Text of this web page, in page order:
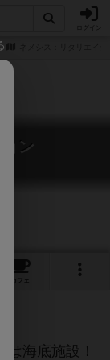
ン
カフェ
は海底施設！